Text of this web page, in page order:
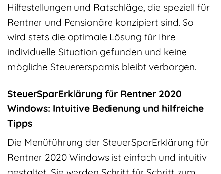
Hilfestellungen und Ratschläge, die speziell für
Rentner und Pensionäre konzipiert sind. So
wird stets die optimale Lösung für Ihre
individuelle Situation gefunden und keine
mögliche Steuerersparnis bleibt verborgen.
SteuerSparErklärung für Rentner 2020
Windows: Intuitive Bedienung und hilfreiche
Tipps
Die Menüführung der SteuerSparErklärung für
Rentner 2020 Windows ist einfach und intuitiv